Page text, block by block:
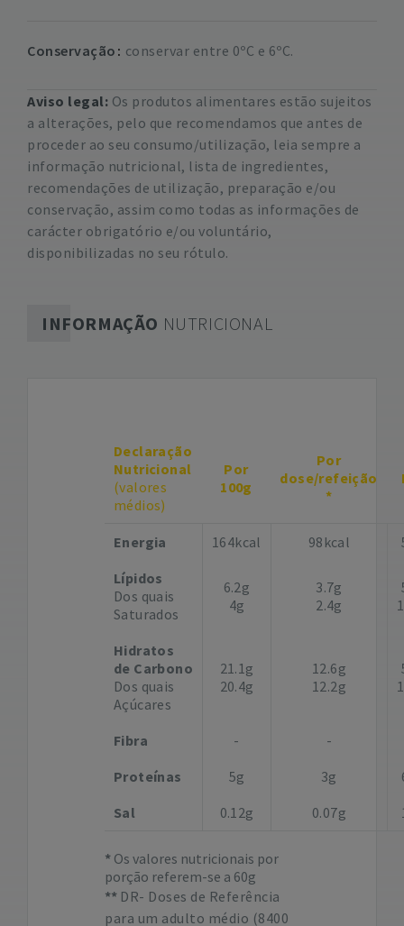
Conservação conservar entre 0ºC e 6ºC.
Aviso legal: Os produtos alimentares estão sujeitos
a alterações, pelo que recomendamos que antes de
proceder ao seu consumo/utilização, leia sempre a
informação nutricional, lista de ingredientes,
recomendações de utilização, preparação e/ou
conservação, assim como todas as informações de
carácter obrigatório e/ou voluntário,
disponibilizadas no seu rótulo.
INFORMAÇÃO NUTRICIONAL
Declaração
Nutricional
(valores
médios)
Por
100g
Por
dose/refeição
*
Energia 164kcal 98kcal
Lípidos
Dos quais
Saturados
6.2g
4g
3.7g
2.4g
Hidratos
de Carbono
Dos quais
Açúcares
21.1g
20.4g
12.6g
12.2g
Fibra -
-
Proteínas
5g 3g
Sal
0.12g 0.07g
Os valores nutricionais por
porção referem-se a 60g
DR- Doses de Referência
para um adulto médio (8400